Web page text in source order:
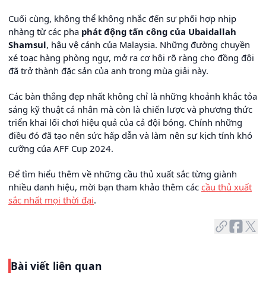
Cuối cùng, không thể không nhắc đến sự phối hợp nhịp
nhàng từ các pha phát động tấn công của Ubaidallah
Shamsul, hậu vệ cánh của Malaysia. Những đường chuyền
xé toạc hàng phòng ngự, mở ra cơ hội rõ ràng cho đồng đội
đã trở thành đặc sản của anh trong mùa giải này.
Các bàn thắng đẹp nhất không chỉ là những khoảnh khắc tỏa
sáng kỹ thuật cá nhân mà còn là chiến lược và phương thức
triển khai lối chơi hiệu quả của cả đội bóng. Chính những
điều đó đã tạo nên sức hấp dẫn và làm nên sự kịch tính khó
cưỡng của AFF Cup 2024.
Để tìm hiểu thêm về những cầu thủ xuất sắc từng giành
nhiều danh hiệu, mời bạn tham khảo thêm các cầu thủ xuất
sắc nhất mọi thời đại.
Bài viết liên quan